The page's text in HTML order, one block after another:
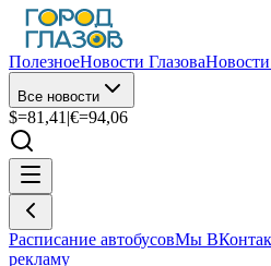
ПолезноеНовости Глазова
Все новости
$=81,41 |€=94,06
Расписание автобусовМы
рекламу